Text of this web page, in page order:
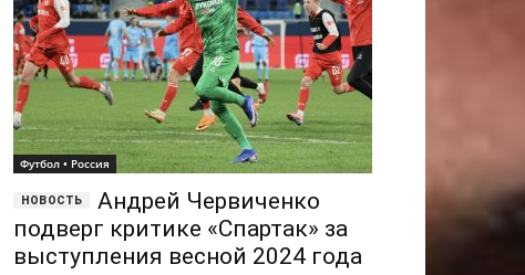
Футбол • Россия
Андрей Червиченко
подверг критике «Спартак» за
выступления весной 2024 года